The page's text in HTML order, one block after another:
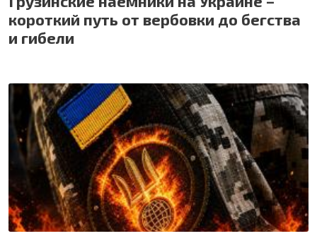
короткий путь от вербовки до бегства
и гибели